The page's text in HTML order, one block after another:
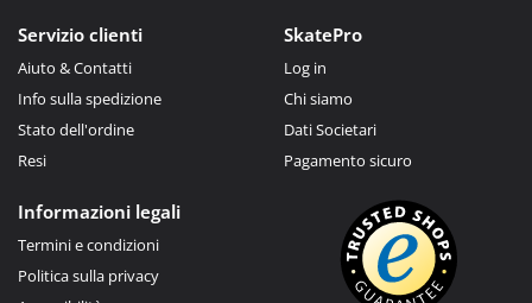
Servizio clienti
Aiuto & Contatti
Info sulla spedizione
Stato dell'ordine
Resi
SkatePro
Log in
Chi siamo
Dati Societari
Pagamento sicuro
Informazioni legali
Termini e condizioni
Politica sulla privacy